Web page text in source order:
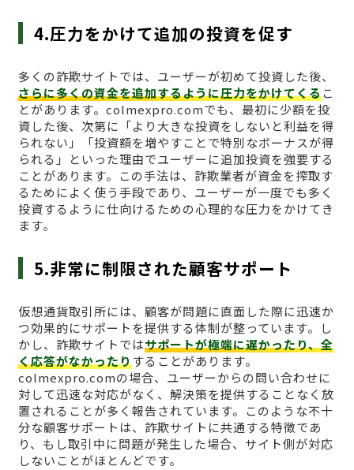
4.圧力をかけて追加の投資を促す
多くの詐欺サイトでは、ユーザーが初めて投資した後、
さらに多くの資金を追加するように圧力をかけてくるこ
とがあります。colmexpro.comでも、最初に少額を投
資した後、次第に「より大きな投資をしないと利益を得
られない」「投資額を増やすことで特別なボーナスが得
られる」といった理由でユーザーに追加投資を強要する
ことがあります。この手法は、詐欺業者が資金を搾取す
るためによく使う手段であり、ユーザーが一度でも多く
投資するように仕向けるための心理的な圧力をかけてき
ます。
5.非常に制限された顧客サポート
仮想通貨取引所には、顧客が問題に直面した際に迅速か
つ効果的にサポートを提供する体制が整っています。し
かし、詐欺サイトではサポートが極端に遅かったり、全
く応答がなかったりすることがあります。
colmexpro.comの場合、ユーザーからの問い合わせに
対して迅速な対応がなく、解決策を提供することなく放
置されることが多く報告されています。このような不十
分な顧客サポートは、詐欺サイトに共通する特徴であ
り、もし取引中に問題が発生した場合、サイト側が対応
しないことがほとんどです。